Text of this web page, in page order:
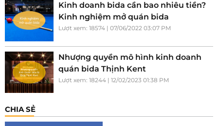
Kinh doanh bida cần bao nhiêu tiền?
Kinh nghiệm mở quán bida
Lượt xem: 18574 | 07/06/2022 03:07 PM
Nhượng quyền mô hình kinh doanh
quán bida Thịnh Kent
Lượt xem: 18244 | 12/02/2023 01:38 PM
CHIA SẺ